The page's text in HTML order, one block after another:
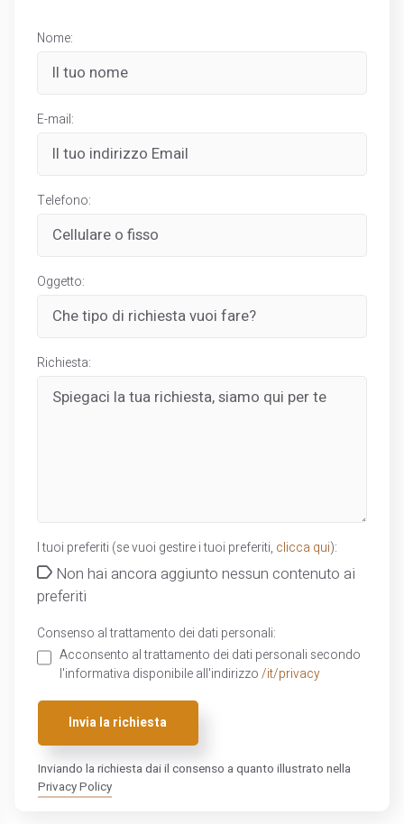
Nome:
E-mail:
Telefono:
Oggetto:
Richiesta:
I tuoi preferiti (se vuoi gestire i tuoi preferiti, clicca qui):
Non hai ancora aggiunto nessun contenuto ai
preferiti
Consenso al trattamento dei dati personali:
Acconsento al trattamento dei dati personali secondo
l'informativa disponibile all'indirizzo /it/privacy
Invia la richiesta
Inviando la richiesta dai il consenso a quanto illustrato nella
Privacy Policy